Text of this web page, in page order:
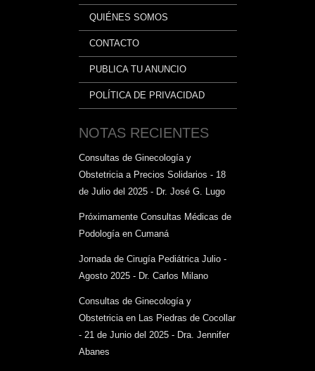
QUIÉNES SOMOS
CONTACTO
PUBLICA TU ANUNCIO
POLÍTICA DE PRIVACIDAD
NOTAS RECIENTES
Consultas de Ginecología y
Obstetricia a Precios Solidarios - 18
de Julio del 2025 - Dr. José G. Lugo
Próximamente Consultas Médicas de
Podología en Cumaná
Jornada de Cirugía Pediátrica Julio -
Agosto 2025 - Dr. Carlos Milano
Consultas de Ginecología y
Obstetricia en Las Piedras de Cocollar
- 21 de Junio del 2025 - Dra. Jennifer
Abanes